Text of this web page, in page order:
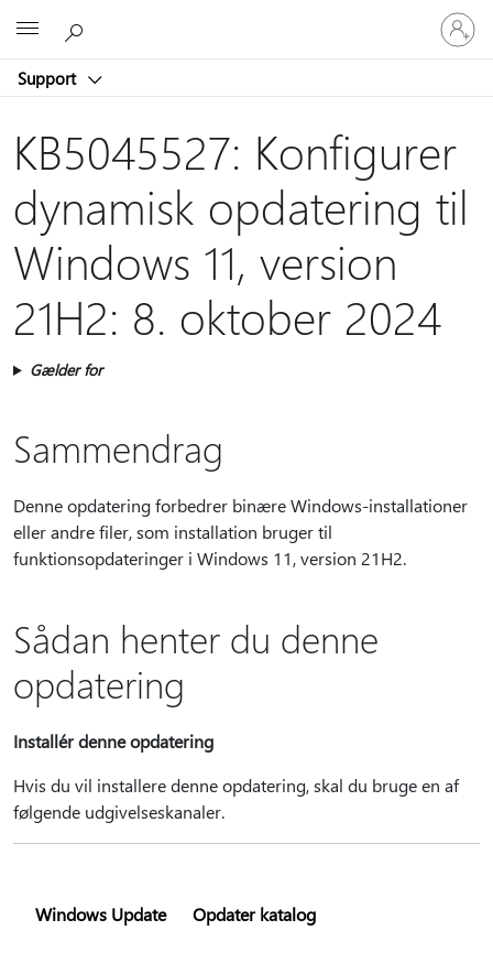
Support
Log
på
din
KB5045527: Konfigurer
dynamisk opdatering til
Windows 11, version
21H2: 8. oktober 2024
Gælder for
Sammendrag
Denne opdatering forbedrer binære Windows-installationer
eller andre filer, som installation bruger til
funktionsopdateringer i Windows 11, version 21H2.
Sådan henter du denne
opdatering
Installér denne opdatering
Hvis du vil installere denne opdatering, skal du bruge en af
følgende udgivelseskanaler.
Windows Update Opdater katalog